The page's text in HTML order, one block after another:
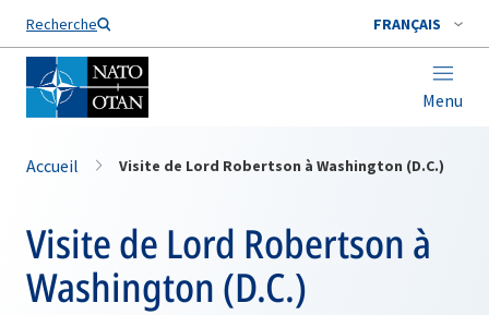
Recherche FRANÇAIS
Menu
Nom de famille*
Accueil Visite de Lord Robertson à Washington (D.C.)
Visite de Lord Robertson à
Washington (D.C.)